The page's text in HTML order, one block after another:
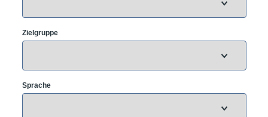
Zielgruppe
Sprache